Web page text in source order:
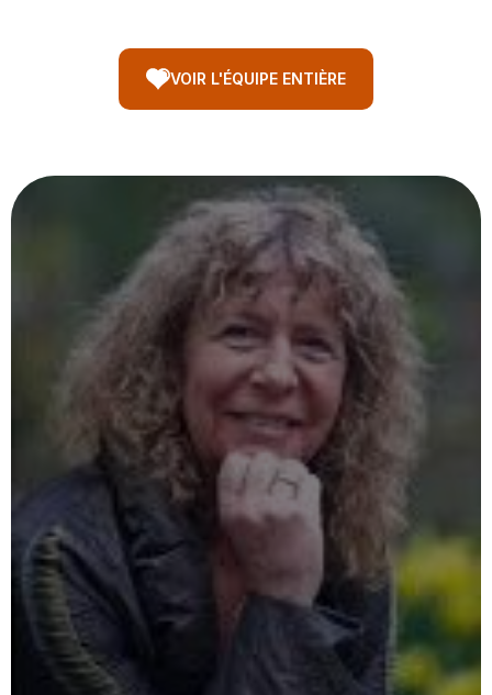
VOIR L'ÉQUIPE ENTIÈRE